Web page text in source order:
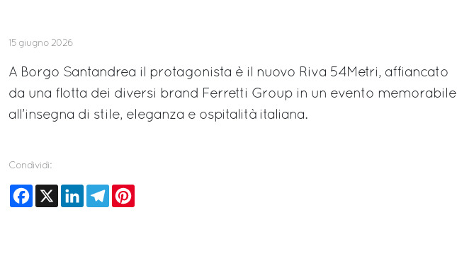
15 giugno 2026
A Borgo Santandrea il protagonista è il nuovo Riva 54Metri, affiancato
da una flotta dei diversi brand Ferretti Group in un evento memorabile
all’insegna di stile, eleganza e ospitalità italiana.
Condividi:
Facebook
X LinkedInTelegram